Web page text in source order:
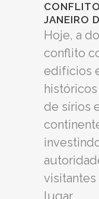
JANEIRO
Hoje, a
conflito
edifícios
de sírios
lugar.